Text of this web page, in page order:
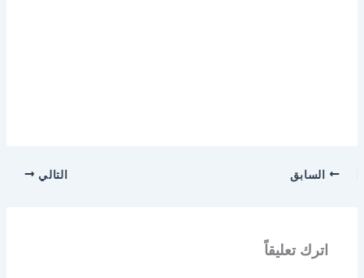
السابق التالي
اترك تعليقاً